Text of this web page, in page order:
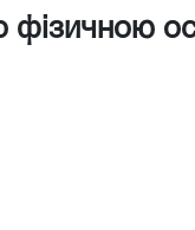
фізичною